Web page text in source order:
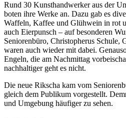
Rund 30 Kunsthandwerker aus der
boten ihre Werke an. Dazu gab es
Waffeln, Kaffee und Glühwein in rot
auch Eierpunsch – auf besonderen
Seniorenbüro, Christopherus Schule,
waren auch wieder mit dabei.
Engeln, die am Nachmittag
nachhaltiger geht es nicht.
Die neue Rikscha kam vom
gleich dem Publikum vorgestellt.
und Umgebung häufiger zu sehen.